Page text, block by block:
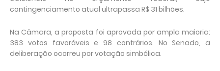
contingenciamento atual ultrapassa R$ 31 bilhões.
Na Câmara, a proposta foi aprovada por ampla maioria:
383 votos favoráveis e 98 contrários. No Senado, a
deliberação ocorreu por votação simbólica.